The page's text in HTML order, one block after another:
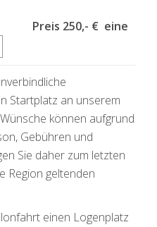
250,- € eine
Startplatz an unserem
können aufgrund
Gebühren und
Sie daher zum letzten
Region geltenden
einen Logenplatz